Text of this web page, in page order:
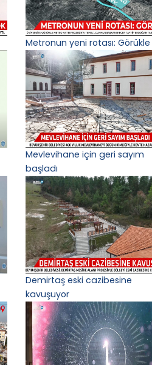
Metronun yeni rotası: Görükle
Mevlevihane için geri sayım
başladı
Demirtaş eski cazibesine
kavuşuyor